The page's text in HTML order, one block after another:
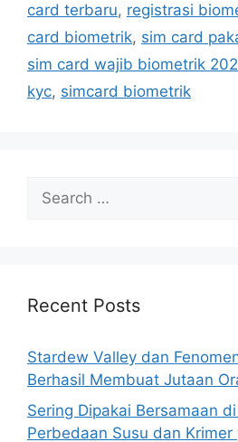
o
r
s
s
card terbaru, registrasi
card biometrik, sim card
sim card wajib biometrik
kyc, simcard biometrik
h
r
:
Recent Posts
Stardew Valley dan
Berhasil Membuat Jutaan
Sering Dipakai Bersamaan
Perbedaan Susu dan Krimer